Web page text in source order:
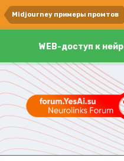
Midjourney примеры промтов
WEB-доступ к